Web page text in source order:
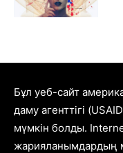
Бұл уеб-сайт
даму агенттігі
мүмкін болды.
жарияланымдардың